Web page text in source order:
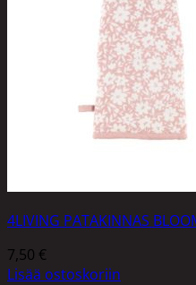
4LIVING PATAKINNAS
7,50 €
Lisää ostoskoriin